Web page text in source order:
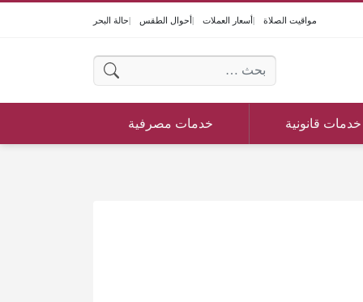
مواقيت الصلاة أسعار العملات أحوال الطقس حالة البحر
البحث عن:
خدمات قانونية خدمات مصرفية